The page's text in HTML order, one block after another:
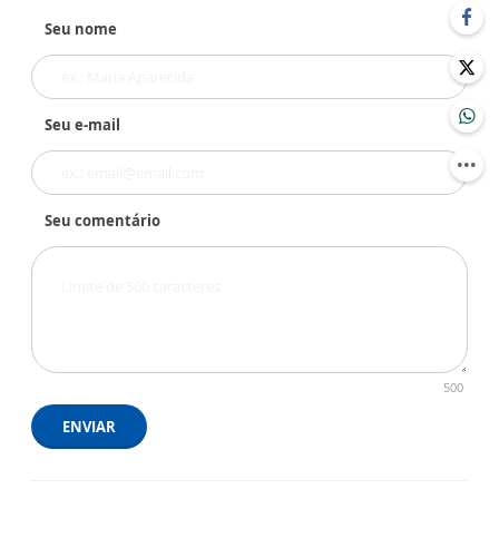
Seu nome
Seu e-mail
Seu comentário
500
ENVIAR